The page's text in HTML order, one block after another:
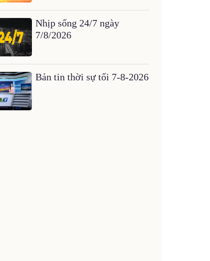
Nhịp sống 24/7 ngày
7/8/2026
Bản tin thời sự tối 7-8-2026